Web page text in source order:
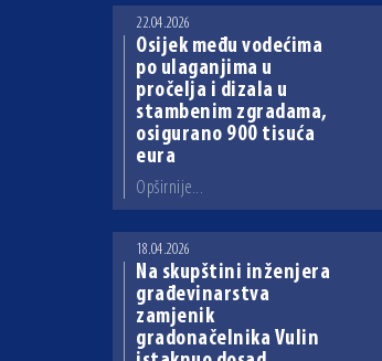
22.04.2026
Osijek među vodećima
po ulaganjima u
pročelja i dizala u
stambenim zgradama,
osigurano 900 tisuća
eura
Opširnije...
18.04.2026
Na skupštini inženjera
građevinarstva
zamjenik
gradonačelnika Vulin